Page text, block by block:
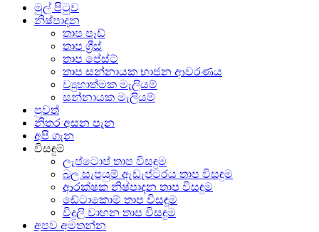
මුල් පිටුව
නිෂ්පාදන
තාප පෑඩ්
තාප ග්‍රීස්
තාප පේස්ට්
තාප සන්නායක භාජන ආවරණය
ව්‍යුහාත්මක මැලියම්
සන්නායක මැලියම්
පුවත්
නිතර අසන පැන
අපි ගැන
විසඳුම්
ලැප්ටොප් තාප විසඳුම
බල සැපයුම් ඇඩැප්ටරය තාප විසඳුම
ආරක්ෂක නිෂ්පාදන තාප විසඳුම
ඩේටාකොම් තාප විසඳුම
විදුලි වාහන තාප විසඳුම
අපව අමතන්න